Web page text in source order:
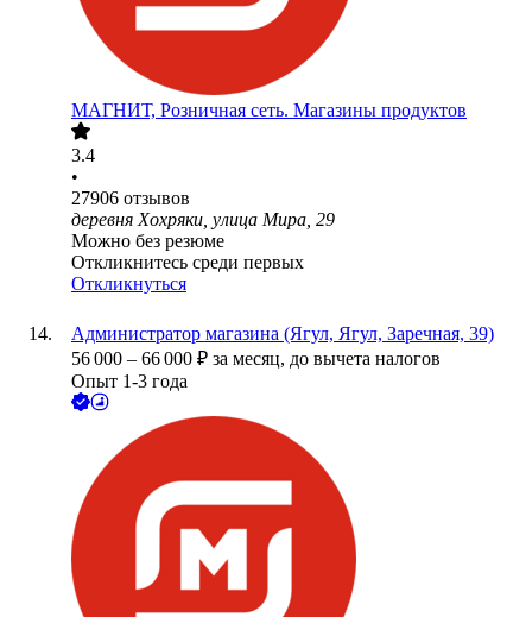
МАГНИТ, Розничная сеть. Магазины продуктов
3.4
•
27906 отзывов
деревня Хохряки, улица Мира, 29
Можно без резюме
Откликнитесь среди первых
Откликнуться
Администратор магазина (Ягул, Ягул, Заречная, 39)
56 000 – 66 000 ₽ за месяц, до вычета налогов
Опыт 1-3 года